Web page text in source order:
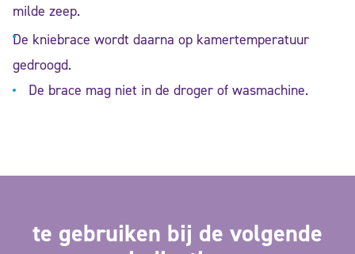
milde zeep.
De kniebrace wordt daarna op kamertemperatuur
gedroogd.
De brace mag niet in de droger of wasmachine.
te gebruiken bij de volgende